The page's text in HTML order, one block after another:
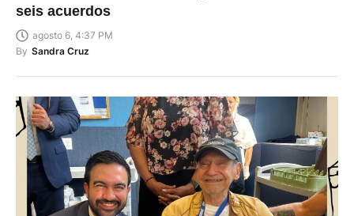
seis acuerdos
agosto 6, 4:37 PM
By Sandra Cruz